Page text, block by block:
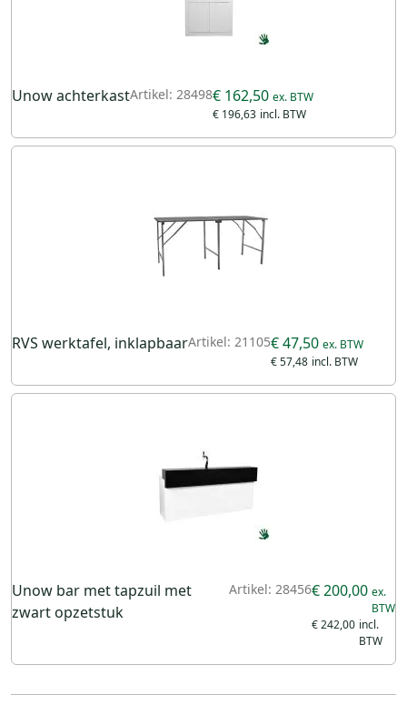
Unow achterkastArtikel: 28498
€ 196,63
€ 162,50
RVS werktafel, inklapbaarArtikel: 21105
€ 57,48
€ 47,50
Unow bar met tapzuil met
zwart opzetstuk
Artikel: 28456
€ 242,00
€ 200,00